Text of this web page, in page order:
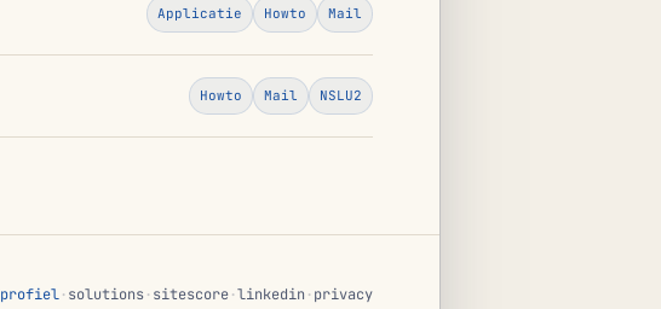
Applicatie Howto Mail
Howto Mail NSLU2
profiel·solutions·sitescore·linkedin ·privacy